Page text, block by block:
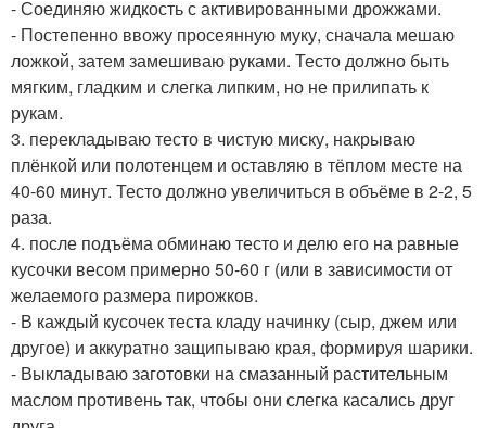
- Соединяю жидкость с активированными дрожжами.
- Постепенно ввожу просеянную муку, сначала мешаю
ложкой, затем замешиваю руками. Тесто должно быть
мягким, гладким и слегка липким, но не прилипать к
рукам.
3. перекладываю тесто в чистую миску, накрываю
плёнкой или полотенцем и оставляю в тёплом месте на
40-60 минут. Тесто должно увеличиться в объёме в 2-2, 5
раза.
4. после подъёма обминаю тесто и делю его на равные
кусочки весом примерно 50-60 г (или в зависимости от
желаемого размера пирожков.
- В каждый кусочек теста кладу начинку (сыр, джем или
другое) и аккуратно защипываю края, формируя шарики.
- Выкладываю заготовки на смазанный растительным
маслом противень так, чтобы они слегка касались друг